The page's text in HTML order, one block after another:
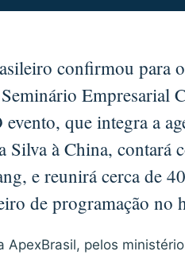
confirmou para
Empresarial
evento, que integra a
Silva à China, contará
e reunirá cerca de
de programação no
ApexBrasil, pelos